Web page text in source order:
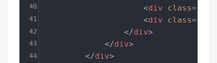
<div class=
<div class=
</div>
</div>
</div>
40
41
42
43
44